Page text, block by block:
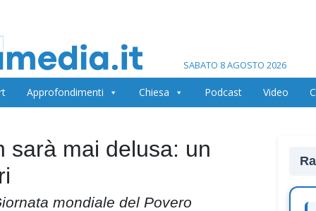
SABATO 8 AGOSTO 2026
Approfondimenti Chiesa Podcast Video
sarà mai delusa: un
mondiale del Povero